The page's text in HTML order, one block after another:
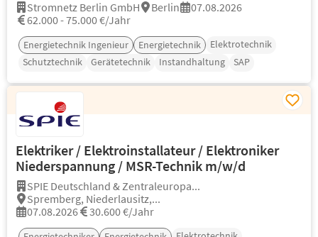
Stromnetz Berlin GmbH Berlin
07.08.2026
62.000 - 75.000 €/Jahr
Energietechnik Ingenieur Energietechnik
Elektrotechnik
Schutztechnik
Gerätetechnik Instandhaltung SAP
Elektriker / Elektroinstallateur / Elektroniker
Niederspannung / MSR-Technik m/w/d
SPIE Deutschland & Zentraleuropa...
Spremberg, Niederlausitz,...
07.08.2026
30.600 €/Jahr